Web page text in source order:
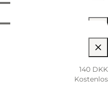
10:00 AM–05:00 PM
140 DKK
Kostenlos
Freunde